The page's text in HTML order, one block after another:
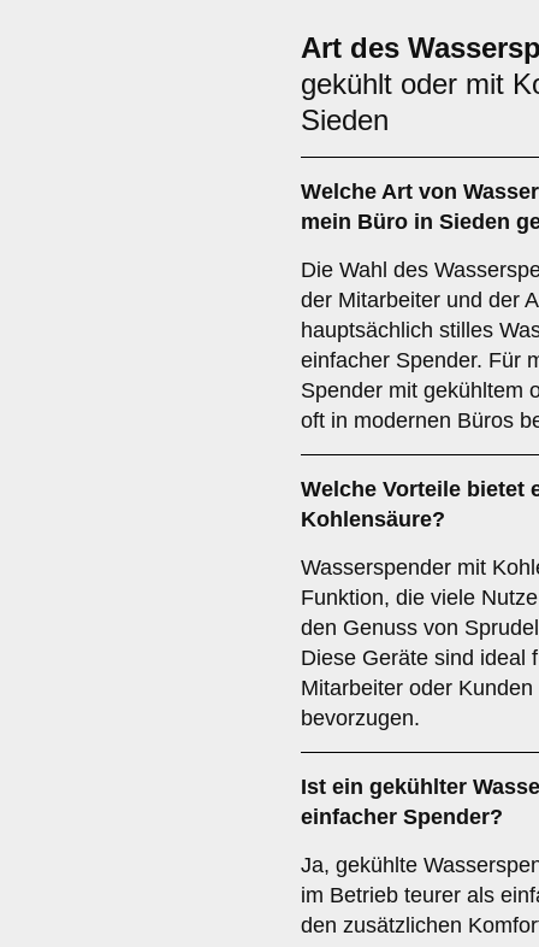
Art des
gekühlt oder mit
Sieden
Welche Art von
mein Büro in Sieden
Die Wahl des
der Mitarbeiter und der
hauptsächlich stilles
einfacher Spender. Für
Spender mit gekühltem
oft in modernen Büros
Welche Vorteile bietet
Kohlensäure?
Wasserspender mit
Funktion, die viele
den Genuss von
Diese Geräte sind ideal
Mitarbeiter oder
bevorzugen.
Ist ein gekühlter
einfacher Spender?
Ja, gekühlte
im Betrieb teurer als
den zusätzlichen